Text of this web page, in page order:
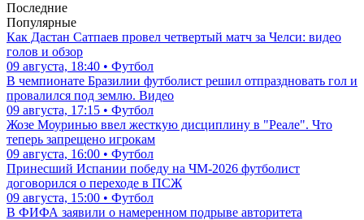
Последние
Популярные
Как Дастан Сатпаев провел четвертый матч за Челси: видео
голов и обзор
09 августа, 18:40 • Футбол
В чемпионате Бразилии футболист решил отпраздновать гол и
провалился под землю. Видео
09 августа, 17:15 • Футбол
Жозе Моуринью ввел жесткую дисциплину в "Реале". Что
теперь запрещено игрокам
09 августа, 16:00 • Футбол
Принесший Испании победу на ЧМ-2026 футболист
договорился о переходе в ПСЖ
09 августа, 15:00 • Футбол
В ФИФА заявили о намеренном подрыве авторитета